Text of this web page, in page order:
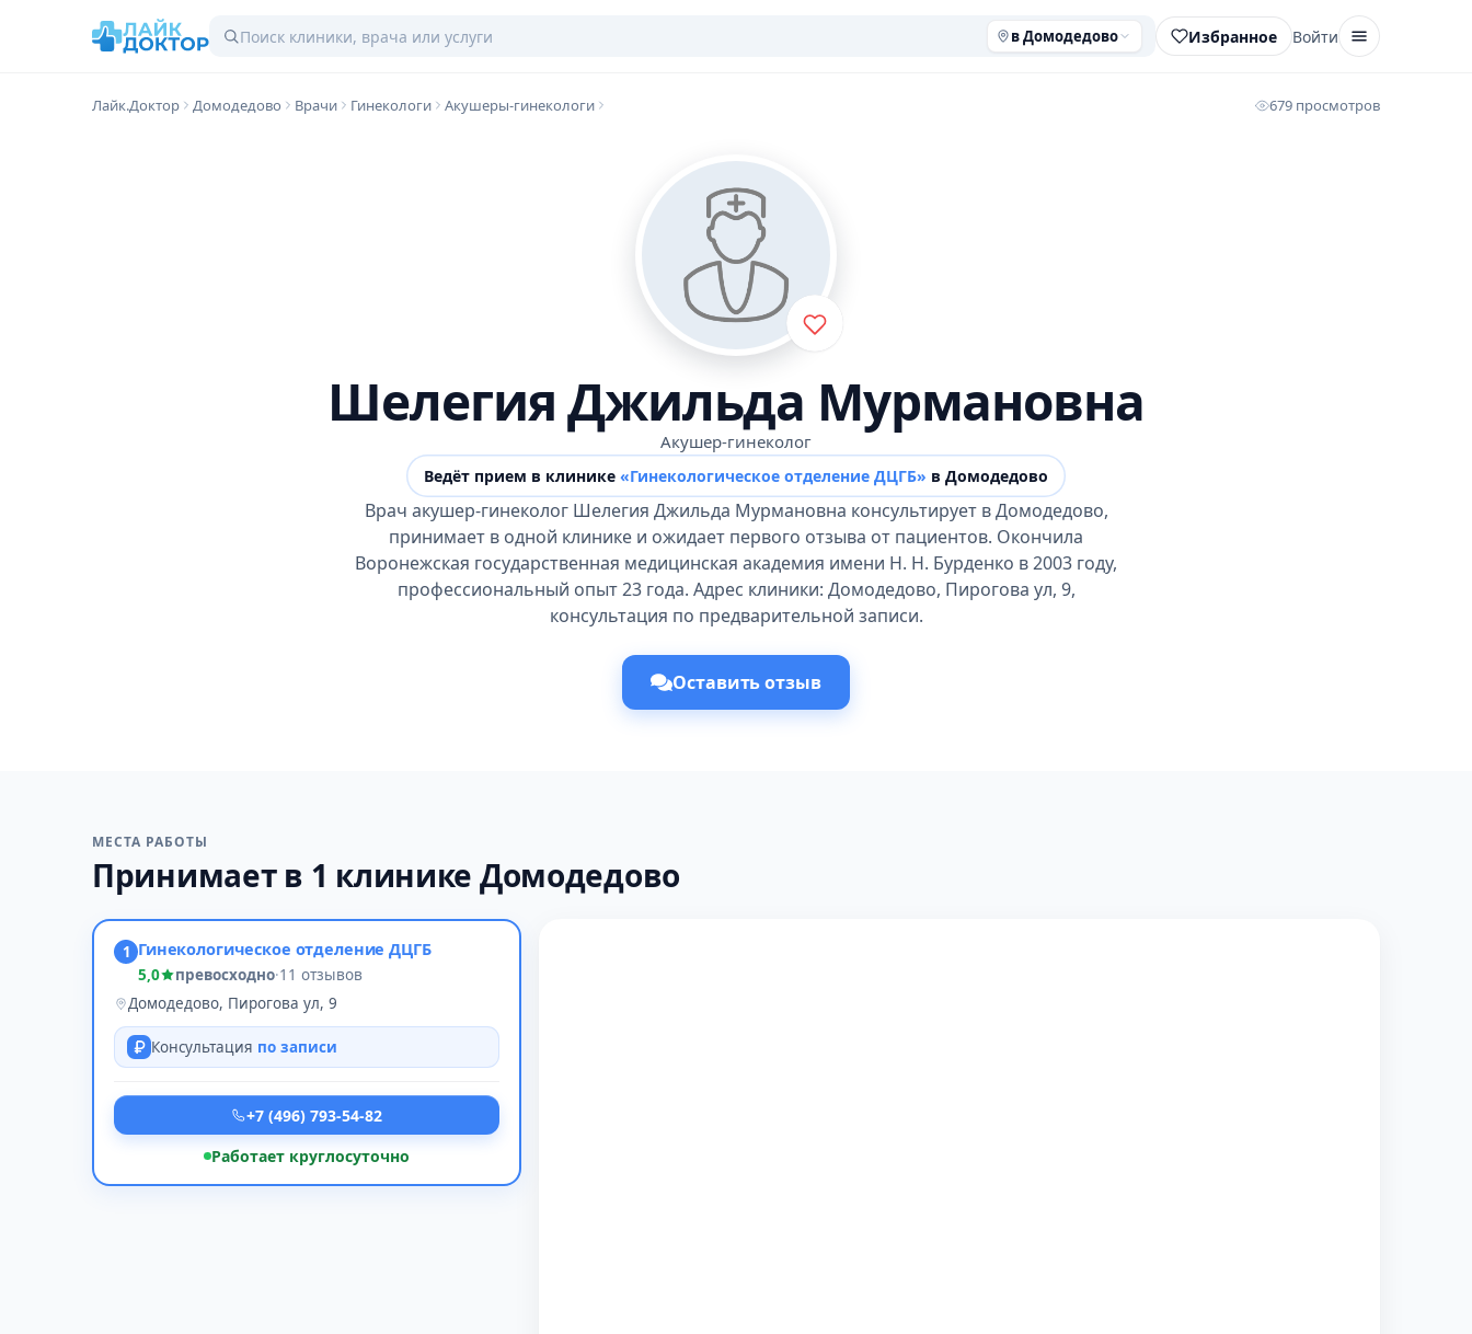
в Домодедово Избранное Войти
Лайк.Доктор Домодедово Врачи Гинекологи Акушеры-гинекологи 679 просмотров
Шелегия Джильда Мурмановна
Акушер-гинеколог
Ведёт прием в клинике «Гинекологическое отделение ДЦГБ» в Домодедово
Врач акушер-гинеколог Шелегия Джильда Мурмановна консультирует в Домодедово,
принимает в одной клинике и ожидает первого отзыва от пациентов. Окончила
Воронежская государственная медицинская академия имени Н. Н. Бурденко в 2003 году,
профессиональный опыт 23 года. Адрес клиники: Домодедово, Пирогова ул, 9,
консультация по предварительной записи.
Оставить отзыв
МЕСТА РАБОТЫ
Принимает в 1 клинике Домодедово
1 Гинекологическое отделение ДЦГБ
5,0 превосходно·11 отзывов
Домодедово, Пирогова ул, 9
Консультация по записи
+7 (496) 793-54-82
Работает круглосуточно